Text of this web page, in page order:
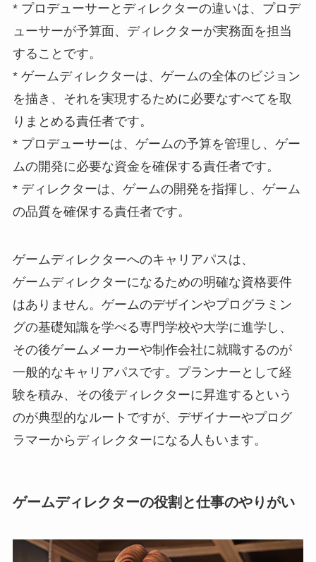
* プロデューサーとディレクターの違いは、プロデ
ューサーが予算面、ディレクターが実務面を担当
することです。
* ゲームディレクターは、ゲームの全体のビジョン
を描き、それを実現するために必要なすべてを取
りまとめる責任者です。
* プロデューサーは、ゲームの予算を管理し、ゲー
ムの開発に必要な資金を確保する責任者です。
* ディレクターは、ゲームの開発を指揮し、ゲーム
の品質を確保する責任者です。
ゲームディレクターへのキャリアパスは、
ゲームディレクターになるための明確な資格要件
はありません。ゲームのデザインやプログラミン
グの基礎知識を学べる専門学校や大学に進学し、
その後ゲームメーカーや制作会社に就職するのが
一般的なキャリアパスです。プランナーとして経
験を積み、その後ディレクターに昇進するという
のが典型的なルートですが、デザイナーやプログ
ラマーからディレクターになる人もいます。
ゲームディレクターの役割と仕事のやりがい